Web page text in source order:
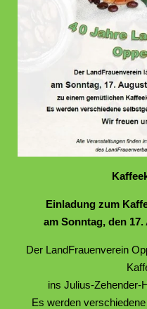
Einladung zum
am Sonntag, den
Der LandFrauenverein
ins Julius-Zehender-
Es werden